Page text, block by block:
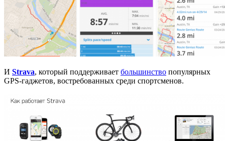
И Strava, который поддерживает большинство популярных
GPS-гаджетов, востребованных среди спортсменов.